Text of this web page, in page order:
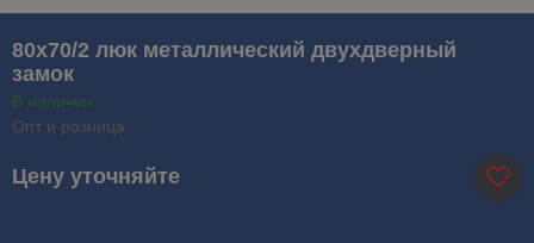
80х70/2 люк металлический двухдверный
замок
В наличии
Опт и розница
Цену уточняйте